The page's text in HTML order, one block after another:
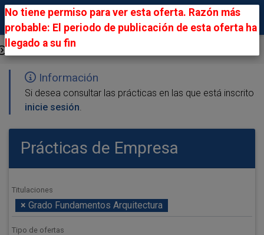
Ofertas Públicas
Información
Si desea consultar las prácticas en las que está inscrito
inicie sesión.
Prácticas de Empresa
Titulaciones
× Grado Fundamentos Arquitectura
Tipo de ofertas
No tiene permiso para ver esta oferta. Razón más
probable: El periodo de publicación de esta oferta ha
llegado a su fin